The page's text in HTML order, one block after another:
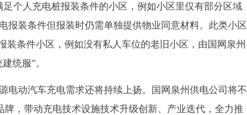
个人充电桩报装条件的小区，例如小区里仅有部分区域
报装条件但报装时仍需单独提供物业同意材料。此类小区
装条件小区，例如没有私人车位的老旧小区，由国网泉州
统服”。
电动汽车充电需求还将持续上扬。国网泉州供电公司将不
牌，带动充电技术设施技术升级创新、产业迭代，全力推